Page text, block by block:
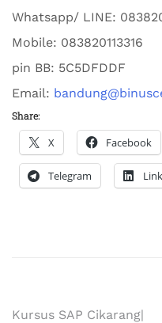
Whatsapp/ LINE: 0
Mobile: 083820113316
pin BB: 5C5DFDDF
Email:
Share:
X Facebook
Telegram
Kursus SAP Cikarang|